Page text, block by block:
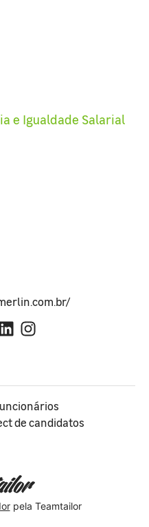
e Igualdade Salarial
de candidatos
pela Teamtailor